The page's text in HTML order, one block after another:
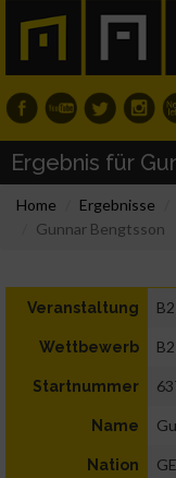
Ergebnis für
Home Ergebnisse
Gunnar Bengtsson
Veranstaltung
Wettbewerb
Startnummer
Name
Nation